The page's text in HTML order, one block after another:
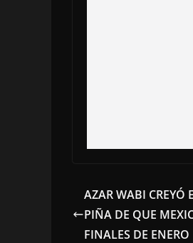
AZAR WABI CREYÓ
PIÑA DE QUE
FINALES DE ENERO